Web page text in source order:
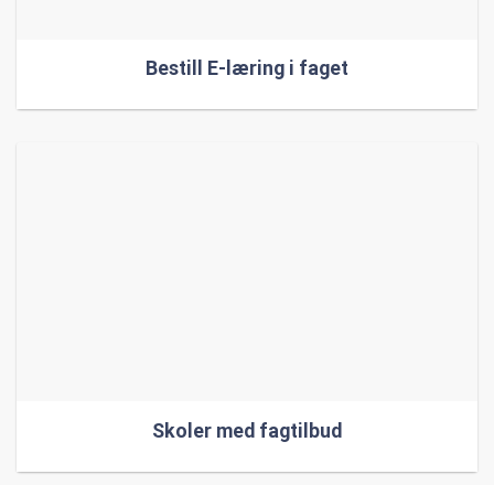
Bestill E-læring i faget
Skoler med fagtilbud